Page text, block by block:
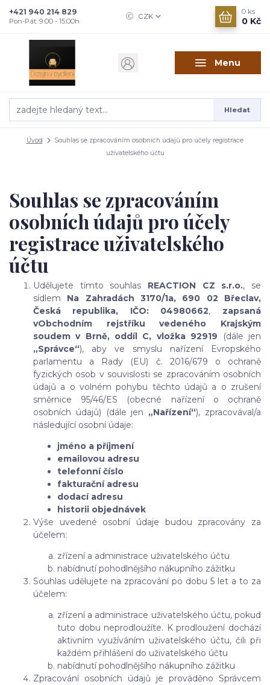
Menu
CZK
Hledat
+421 940 214 829
Pon-Pát: 9:00 - 15:00h
0 ks
0 Kč
Úvod
Souhlas se zpracováním osobních údajů pro účely registrace
uživatelského účtu
Souhlas se zpracováním
osobních údajů pro účely
registrace uživatelského
účtu
Udělujete tímto souhlas REACTION CZ s.r.o., se
sídlem Na Zahradách 3170/1a, 690 02 Břeclav,
Česká republika, IČO: 04980662, zapsaná
vObchodním rejstříku vedeného Krajským
soudem v Brně, oddíl C, vložka 92919 (dále jen
„Správce“), aby ve smyslu nařízení Evropského
parlamentu a Rady (EU) č. 2016/679 o ochraně
fyzických osob v souvislosti se zpracováním osobních
údajů a o volném pohybu těchto údajů a o zrušení
směrnice 95/46/ES (obecné nařízení o ochraně
osobních údajů) (dále jen „Nařízení“), zpracovával/a
následující osobní údaje:
jméno a příjmení
emailovou adresu
telefonní číslo
fakturační adresu
dodací adresu
historii objednávek
Výše uvedené osobní údaje budou zpracovány za
účelem:
zřízení a administrace uživatelského účtu
nabídnutí pohodlnějšího nákupního zážitku
Souhlas udělujete na zpracování po dobu 5 leta to za
účelem:
zřízení a administrace uživatelského účtu, pokud
tuto dobu neprodloužíte. K prodloužení dochází
aktivním využíváním uživatelského účtu, čili při
každém přihlášení do uživatelského účtu
nabídnutí pohodlnějšího nákupního zážitku
Zpracování osobních údajů je prováděno Správcem